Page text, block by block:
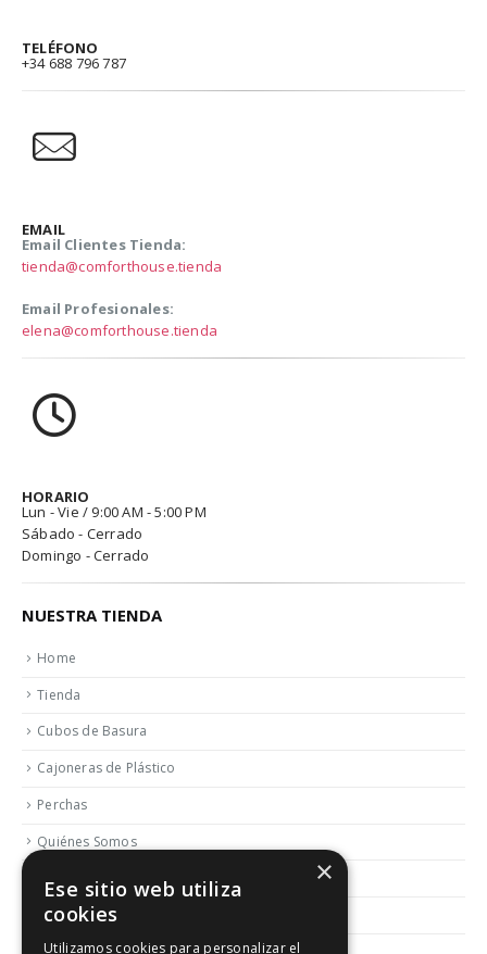
TELÉFONO
+34 688 796 787
EMAIL
Email Clientes Tienda:
tienda@comforthouse.tienda
Email Profesionales:
elena@comforthouse.tienda
HORARIO
Lun - Vie / 9:00 AM - 5:00 PM
Sábado - Cerrado
Domingo - Cerrado
NUESTRA TIENDA
Home
Tienda
Cubos de Basura
Cajoneras de Plástico
Perchas
Quiénes Somos
Contactar
Blog
×
Ese sitio web utiliza
cookies
Utilizamos cookies para personalizar el